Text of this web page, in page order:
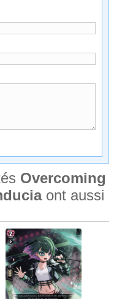
Overcoming
ont aussi